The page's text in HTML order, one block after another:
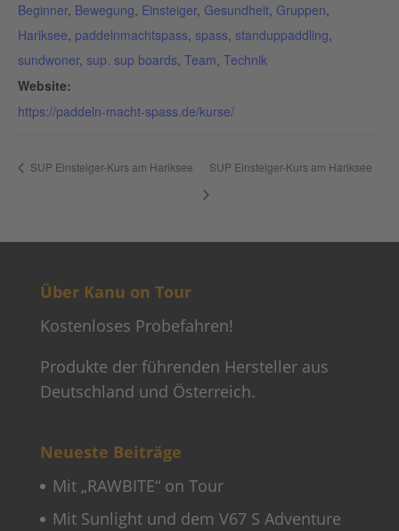
Beginner, Bewegung, Einsteiger, Gesundheit, Gruppen,
Hariksee, paddelnmachtspass, spass, standuppaddling,
sundwoner, sup. sup boards, Team, Technik
Website:
https://paddeln-macht-spass.de/kurse/
SUP Einsteiger-Kurs am Hariksee SUP Einsteiger-Kurs am Hariksee
Über Kanu on Tour
Kostenloses Probefahren!
Produkte der führenden Hersteller aus
Deutschland und Österreich.
Neueste Beiträge
Mit „RAWBITE“ on Tour
Mit Sunlight und dem V67 S Adventure